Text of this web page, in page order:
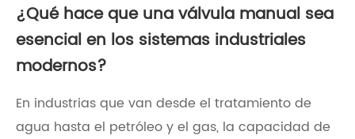
¿Qué hace que una válvula manual sea
esencial en los sistemas industriales
modernos?
En industrias que van desde el tratamiento de
agua hasta el petróleo y el gas, la capacidad de